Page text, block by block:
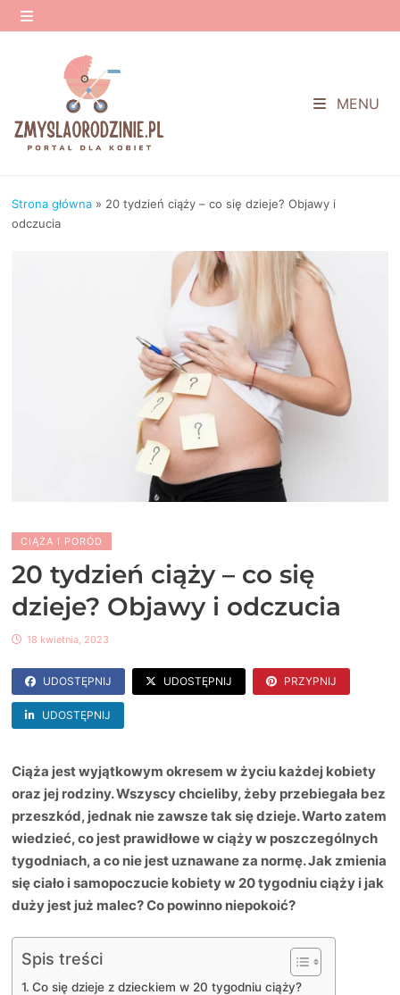
Przejdź
do
MENU
MENU
Strona główna » 20 tydzień ciąży – co się dzieje? Objawy i
odczucia
CIĄŻA I PORÓD
20 tydzień ciąży – co się
dzieje? Objawy i odczucia
18 kwietnia, 2023
UDOSTĘPNIJ UDOSTĘPNIJ PRZYPNIJ
UDOSTĘPNIJ
Ciąża jest wyjątkowym okresem w życiu każdej kobiety
oraz jej rodziny. Wszyscy chcieliby, żeby przebiegała bez
przeszkód, jednak nie zawsze tak się dzieje. Warto zatem
wiedzieć, co jest prawidłowe w ciąży w poszczególnych
tygodniach, a co nie jest uznawane za normę. Jak zmienia
się ciało i samopoczucie kobiety w 20 tygodniu ciąży i jak
duży jest już malec? Co powinno niepokoić?
Spis treści
Co się dzieje z dzieckiem w 20 tygodniu ciąży?